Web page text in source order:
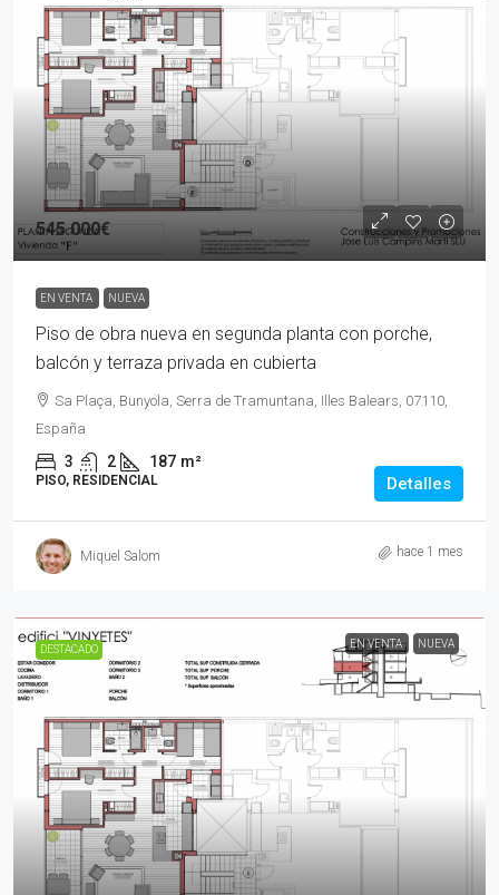
545.000€
EN VENTA NUEVA
Piso de obra nueva en segunda planta con porche,
balcón y terraza privada en cubierta
Sa Plaça, Bunyola, Serra de Tramuntana, Illes Balears, 07110,
España
3 2 187 m²
PISO, RESIDENCIAL Detalles
Miquel Salom hace 1 mes
DESTACADO EN VENTA NUEVA